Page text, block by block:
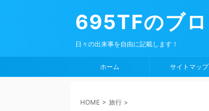
695TFのブ
日々の出来事を自由に記載します！
ホーム サイトマップ
HOME > 旅行 >